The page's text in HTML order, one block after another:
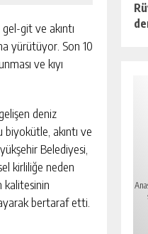
git ve akıntı
yürütüyor. Son 10
ve kıyı
deniz
akıntı ve
Belediyesi,
kirliliğe neden
kalitesinin
bertaraf etti.